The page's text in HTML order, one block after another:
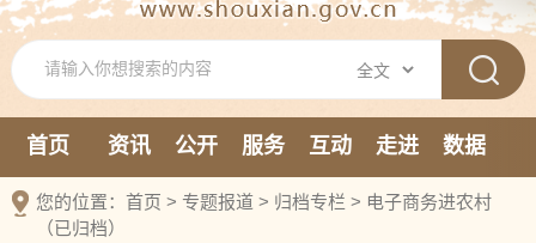
首页 资讯 公开 服务 互动 走进
数据
新媒体
您的位置： 首页 > 专题报道 > 归档专栏 > 电子商务进农村
（已归档）